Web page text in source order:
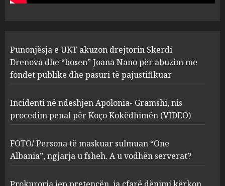
2 MARCH 27, 2025
3
sulmuan “One Albania”,
ngjarja u fsheh. A u vodhën
serverat?
MARCH 25, 2025
4
Prokuroria jep pretencën, ja
çfarë dënimi kërkon për
Mariela dhe Antonela
Berishën
MARCH 25, 2025
Punonjësja e UKT akuzon drejtorin Skerdi
Drenova dhe “bosen” Joana Nano për abuzim me
fondet publike dhe pasuri të pajustifikuar
Incidenti në ndeshjen Apolonia- Gramshi, nis
procedim penal për Koço Kokëdhimën (VIDEO)
FOTO/ Persona të maskuar sulmuan “One
Albania”, ngjarja u fsheh. A u vodhën serverat?